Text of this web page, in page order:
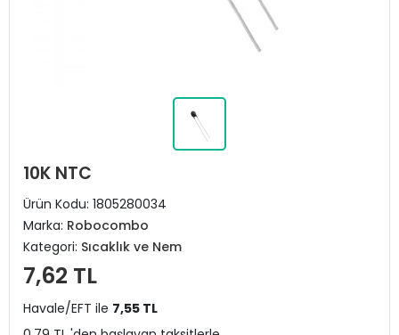
10K NTC
Ürün Kodu: 1805280034
Marka: Robocombo
Kategori: Sıcaklık ve Nem
7,62 TL
Havale/EFT ile 7,55 TL